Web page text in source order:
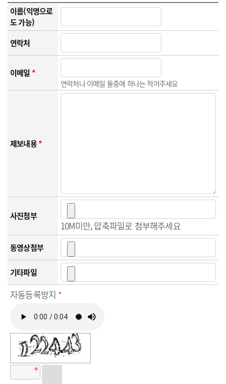
이름(익명으로
도 가능)
연락처
이메일*
연락처나 이메일 둘중에 하나는 적어주세요
제보내용*
사진첨부
10M미만, 압축파일로 첨부해주세요
동영상첨부
기타파일
자동등록방지 *